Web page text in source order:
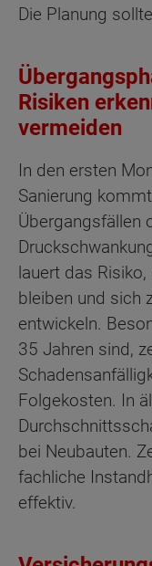
Die Planung
Risiken
vermeiden
In den ersten
Sanierung
Übergangsfällen
lauert das
bleiben und sich
entwickeln.
35 Jahren sind,
Folgekosten. In
bei Neubauten.
fachliche
effektiv.